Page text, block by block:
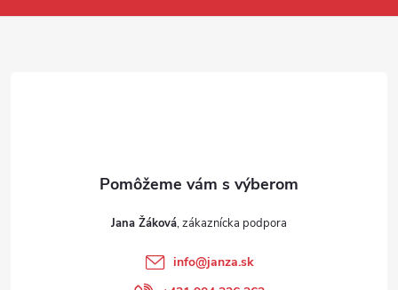
Jana Žáková
info@janza.sk